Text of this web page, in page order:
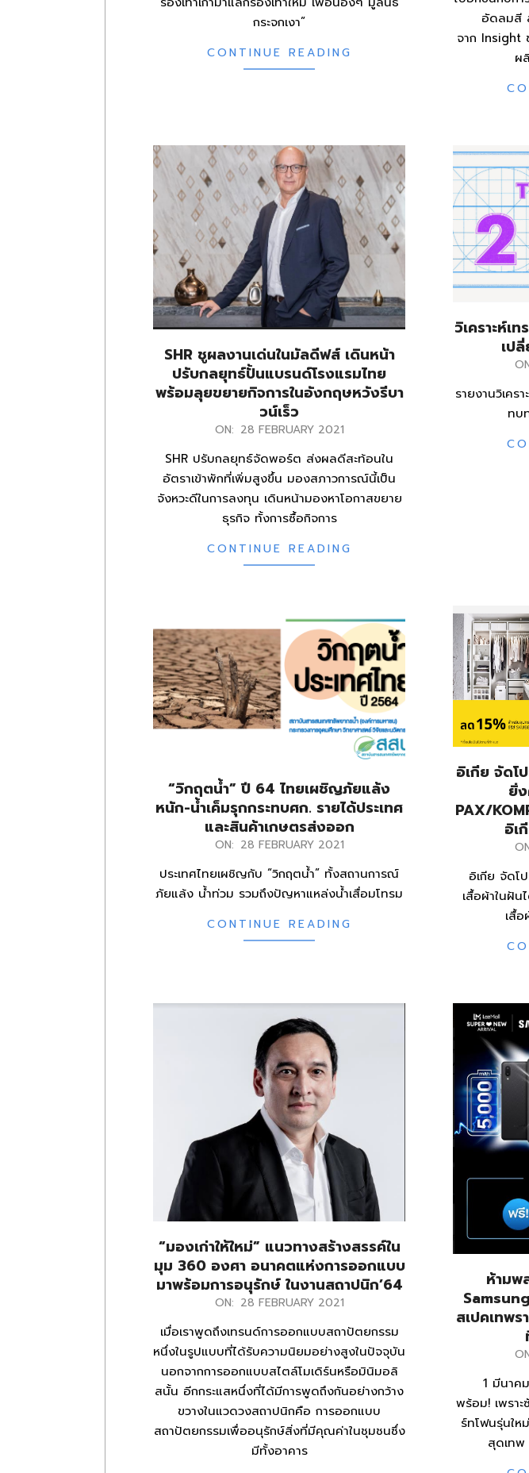
กระจกเงา”
CONTINUE READING
อัดลมสี
จาก Insight
ผ
SHR ชูผลงานเด่นในมัลดีฟส์ เดินหน้า
ปรับกลยุทธ์ปั้นแบรนด์โรงแรมไทย
พร้อมลุยขยายกิจการในอังกฤษหวังรีบา
วน์เร็ว
02-
ON: 28 FEBRUARY 2021
SHR ปรับกลยุทธ์จัดพอร์ต ส่งผลดีสะท้อนใน
อัตราเข้าพักที่เพิ่มสูงขึ้น มองสภาวการณ์นี้เป็น
จังหวะดีในการลงทุน เดินหน้ามองหาโอกาสขยาย
ธุรกิจ ทั้งการซื้อกิจการ
CONTINUE READING
วิเคราะห์เ
เป
รายงานวิเคร
ทบ
“วิกฤตน้ำ” ปี 64 ไทยเผชิญภัยแล้ง
หนัก-น้ำเค็มรุกกระทบศก. รายได้ประเทศ
และสินค้าเกษตรส่งออก
28
ON: 28 FEBRUARY 2021
ประเทศไทยเผชิญกับ “วิกฤตน้ำ” ทั้งสถานการณ์
ภัยแล้ง น้ำท่วม รวมถึงปัญหาแหล่งน้ำเสื่อมโทรม
CONTINUE READING
อิเกีย จัดโ
ยิ่
PAX/
อิเ
อิเกีย จัดโ
เสื้อผ้าในฝั
เสื้
“มองเก่าให้ใหม่” แนวทางสร้างสรรค์ใน
มุม 360 องศา อนาคตแห่งการออกแบบ
มาพร้อมการอนุรักษ์ ในงานสถาปนิก’64
02-
28
ON: 28 FEBRUARY 2021
เมื่อเราพูดถึงเทรนด์การออกแบบสถาปัตยกรรม
หนึ่งในรูปแบบที่ได้รับความนิยมอย่างสูงในปัจจุบัน
นอกจากการออกแบบสไตล์โมเดิร์นหรือมินิมอลิ
สนั้น อีกกระแสหนึ่งที่ได้มีการพูดถึงกันอย่างกว้าง
ขวางในแวดวงสถาปนิกคือ การออกแบบ
สถาปัตยกรรมเพื่ออนุรักษ์สิ่งที่มีคุณค่าในชุมชนซึ่ง
มีทั้งอาคาร
ห้ามพ
สเปคเทพ
1 มีนาค
พร้อม! เพรา
ร์ทโฟนรุ่นให
สุดเทพ